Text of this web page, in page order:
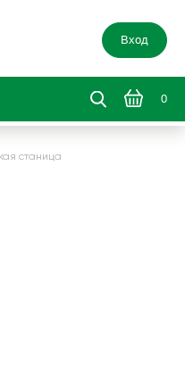
Вход
0
станица